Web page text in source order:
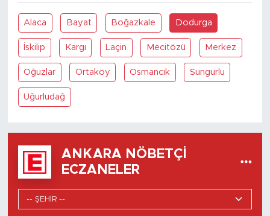
Alaca Bayat Boğazkale Dodurga
İskilip Kargı Laçin Mecitözü Merkez
Oğuzlar Ortaköy Osmancık Sungurlu
Uğurludağ
ANKARA NÖBETÇI
ECZANELER